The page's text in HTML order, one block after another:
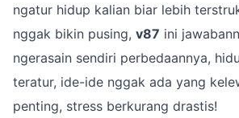
ngatur hidup kalian biar lebih
nggak bikin pusing, v87 ini
ngerasain sendiri perbedaannya,
teratur, ide-ide nggak ada yang
penting, stress berkurang drastis!